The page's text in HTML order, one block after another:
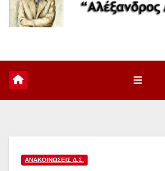
ΑΝΑΚΟΙΝΏΣΕΙΣ Δ.Σ.